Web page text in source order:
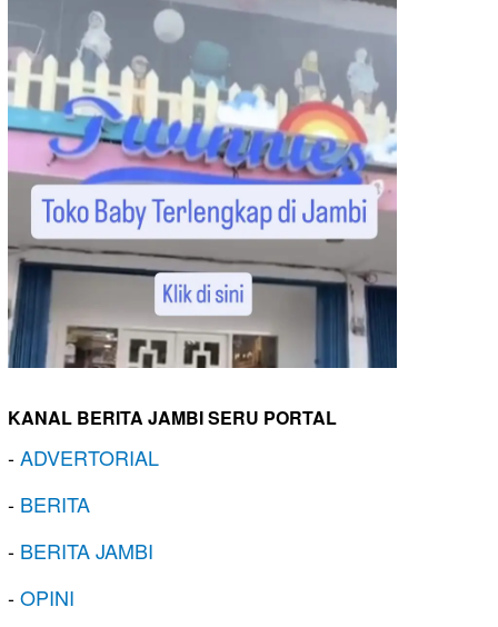
KANAL BERITA JAMBI SERU PORTAL
-ADVERTORIAL
- BERITA
- BERITA JAMBI
-OPINI